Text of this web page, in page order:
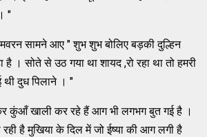
"
सामने आए " शुभ शुभ बोलिए बड़की दुल्हिन
। सोते से उठ गया था शायद ,रो रहा था तो हमरी
दुध पिलाने । "
कुंआँ खाली कर रहे हैं आग भी लगभग बुत गई है ।
है मुखिया के दिल में जो ईष्या की आग लगी है